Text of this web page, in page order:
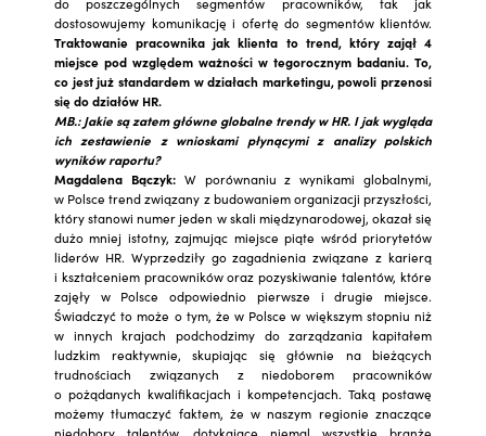
dostosowujemy komunikację i ofertę do segmentów klientów.
Traktowanie pracownika jak klienta to trend, który zajął 4
miejsce pod względem ważności w tegorocznym badaniu. To,
co jest już standardem w działach marketingu, powoli przenosi
się do działów HR.
MB.: Jakie są zatem główne globalne trendy w HR. I jak wygląda
ich zestawienie z wnioskami płynącymi z analizy polskich
wyników raportu?
Magdalena Bączyk:W porównaniu z wynikami globalnymi,
w Polsce trend związany z budowaniem organizacji przyszłości,
który stanowi numer jeden w skali międzynarodowej, okazał się
dużo mniej istotny, zajmując miejsce piąte wśród priorytetów
liderów HR. Wyprzedziły go zagadnienia związane z karierą
i kształceniem pracowników oraz pozyskiwanie talentów, które
zajęły w Polsce odpowiednio pierwsze i drugie miejsce.
Świadczyć to może o tym, że w Polsce w większym stopniu niż
w innych krajach podchodzimy do zarządzania kapitałem
ludzkim reaktywnie, skupiając się głównie na bieżących
trudnościach związanych z niedoborem pracowników
o pożądanych kwalifikacjach i kompetencjach. Taką postawę
możemy tłumaczyć faktem, że w naszym regionie znaczące
niedobory talentów, dotykające niemal wszystkie branże